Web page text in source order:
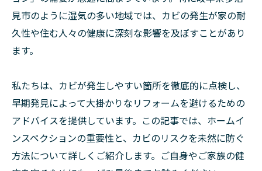
見市のように湿気の多い地域では、カビの発生が家の耐
久性や住む人々の健康に深刻な影響を及ぼすことがあり
ます。
私たちは、カビが発生しやすい箇所を徹底的に点検し、
早期発見によって大掛かりなリフォームを避けるための
アドバイスを提供しています。この記事では、ホームイ
ンスペクションの重要性と、カビのリスクを未然に防ぐ
方法について詳しくご紹介します。ご自身やご家族の健